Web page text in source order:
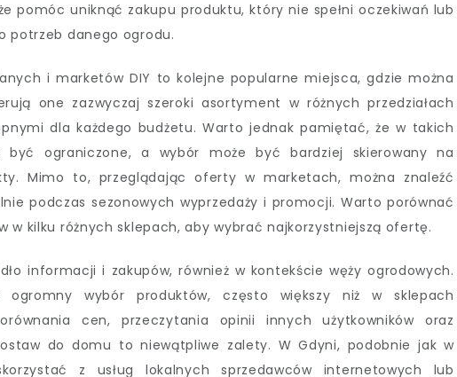
pomóc uniknąć zakupu produktu, który nie spełni oczekiwań lub
potrzeb danego ogrodu.
i marketów DIY to kolejne popularne miejsca, gdzie można
one zazwyczaj szeroki asortyment w różnych przedziałach
dla każdego budżetu. Warto jednak pamiętać, że w takich
być ograniczone, a wybór może być bardziej skierowany na
Mimo to, przeglądając oferty w marketach, można znaleźć
podczas sezonowych wyprzedaży i promocji. Warto porównać
w kilku różnych sklepach, aby wybrać najkorzystniejszą ofertę.
informacji i zakupów, również w kontekście węży ogrodowych.
ogromny wybór produktów, często większy niż w sklepach
cen, przeczytania opinii innych użytkowników oraz
do domu to niewątpliwe zalety. W Gdyni, podobnie jak w
z usług lokalnych sprzedawców internetowych lub